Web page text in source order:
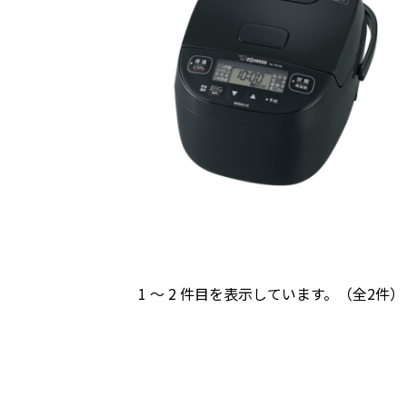
1 ～ 2 件目を表示しています。（全2件）